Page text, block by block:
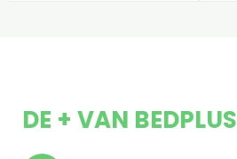
DE + VAN BEDPLUS